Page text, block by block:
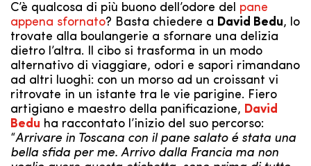
C’è qualcosa di più buono dell’odore del pane
appena sfornato? Basta chiedere a David Bedu, lo
trovate alla boulangerie a sfornare una delizia
dietro l’altra. Il cibo si trasforma in un modo
alternativo di viaggiare, odori e sapori rimandano
ad altri luoghi: con un morso ad un croissant vi
ritrovate in un istante tra le vie parigine. Fiero
artigiano e maestro della panificazione, David
Bedu ha raccontato l’inizio del suo percorso:
“Arrivare in Toscana con il pane salato é stata una
bella sfida per me. Arrivo dalla Francia ma non